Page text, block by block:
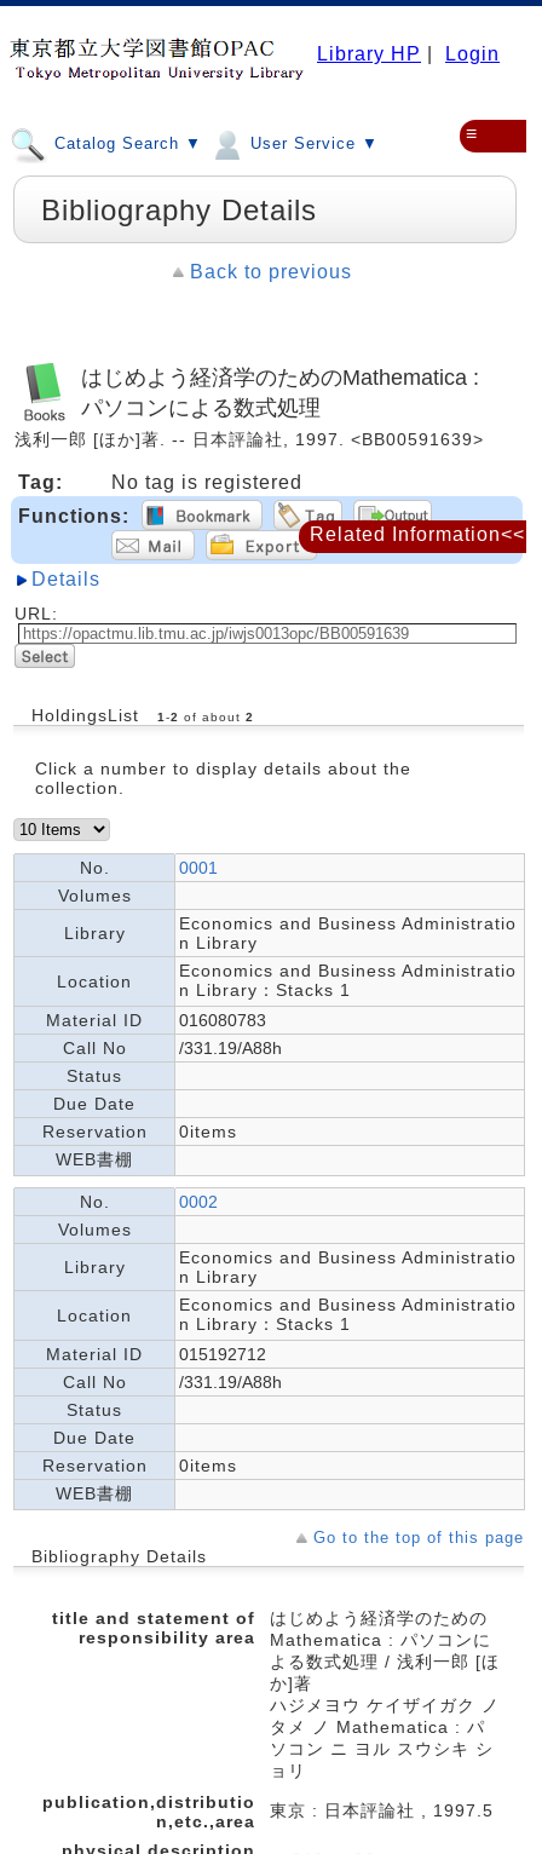
Library HP Login
Catalog Search ▼ User Service ▼ ≡
Bibliography Details
Back to previous
はじめよう経済学のためのMathematica :
パソコンによる数式処理
浅利一郎 [ほか]著. -- 日本評論社, 1997. <BB00591639>
Tag:
No tag is registered
Functions:
Details
URL:
HoldingsList 1 -2 of about 2
Click a number to display details about the
collection.
No.
0001
Volumes
Library
Economics and Business Administratio
n Library
Location
Economics and Business Administratio
n Library：Stacks 1
Material ID
016080783
Call No
/331.19/A88h
Status
Due Date
Reservation
0items
WEB書棚
No.
0002
Volumes
Library
Economics and Business Administratio
n Library
Location
Economics and Business Administratio
n Library：Stacks 1
Material ID
015192712
Call No
/331.19/A88h
Status
Due Date
Reservation
0items
WEB書棚
Go to the top of this page
Bibliography Details
title and statement of
responsibility area
はじめよう経済学のための
Mathematica : パソコンに
よる数式処理 / 浅利一郎 [ほ
か]著
ハジメヨウ ケイザイガク ノ
タメ ノ Mathematica : パ
ソコン ニ ヨル スウシキ シ
ョリ
publication,distributio
n,etc.,area
東京 : 日本評論社 , 1997.5
Related Information<<